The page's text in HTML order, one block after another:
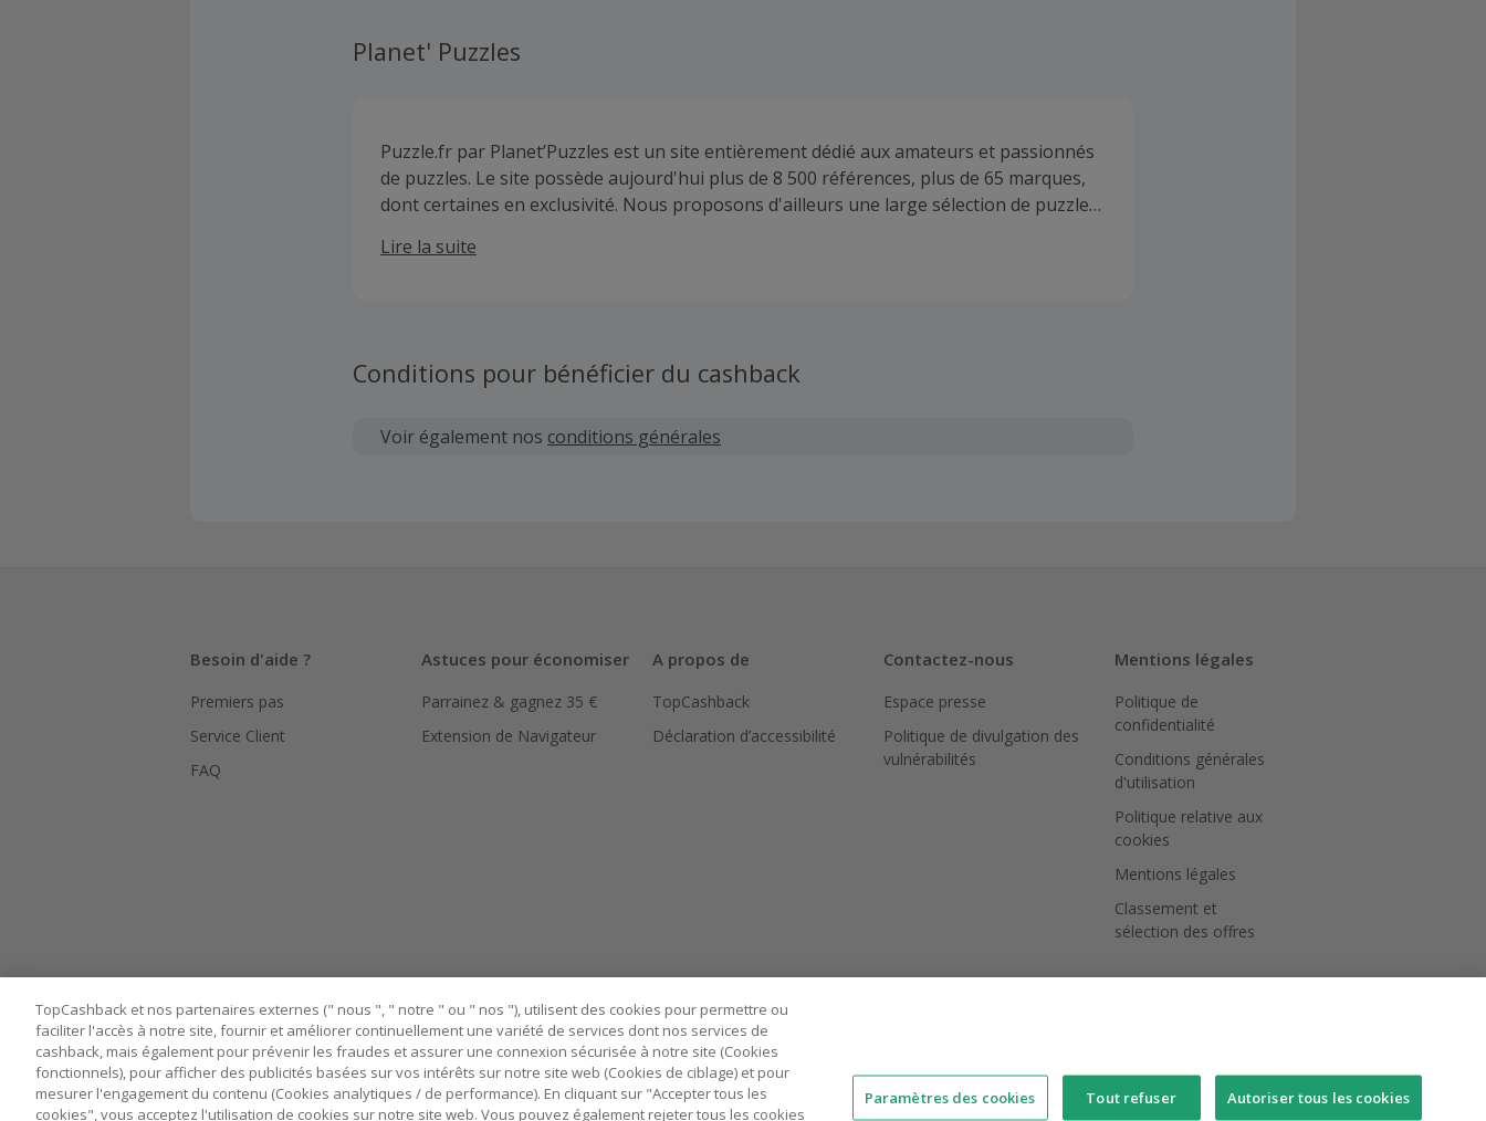
Planet' Puzzles
Puzzle.fr par Planet’Puzzles est un site entièrement dédié aux amateurs et passionnés
de puzzles. Le site possède aujourd'hui plus de 8 500 références, plus de 65 marques,
dont certaines en exclusivité. Nous proposons d'ailleurs une large sélection de puzzles
souhaitons développer de nouveaux partenariats avec nos affiliés en Europe.
Lire la suite
Conditions pour bénéficier du cashback
Voir également nos conditions générales
Besoin d'aide ?
Premiers pas
Service Client
FAQ
Astuces pour économiser
Parrainez & gagnez 35 €
Extension de Navigateur
A propos de
TopCashback
Déclaration d’accessibilité
Contactez-nous
Espace presse
Politique de divulgation des
vulnérabilités
Mentions légales
Politique de
confidentialité
Conditions générales
d'utilisation
Politique relative aux
cookies
Mentions légales
Classement et
sélection des offres
TopCashback et nos partenaires externes (" nous ", " notre " ou " nos "), utilisent des cookies pour permettre ou
faciliter l'accès à notre site, fournir et améliorer continuellement une variété de services dont nos services de
cashback, mais également pour prévenir les fraudes et assurer une connexion sécurisée à notre site (Cookies
fonctionnels), pour afficher des publicités basées sur vos intérêts sur notre site web (Cookies de ciblage) et pour
mesurer l'engagement du contenu (Cookies analytiques / de performance). En cliquant sur "Accepter tous les
cookies", vous acceptez l'utilisation de cookies sur notre site web. Vous pouvez également rejeter tous les cookies
Paramètres des cookies Tout refuser Autoriser tous les cookies